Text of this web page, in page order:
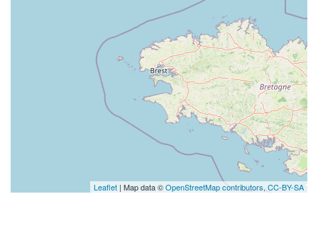
Leaflet | Map data ©OpenStreetMap contributors, CC-BY-SA